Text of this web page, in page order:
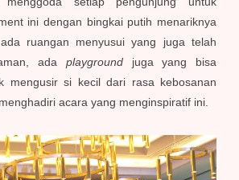
ini dengan bingkai putih menariknya
ruangan menyusui yang juga telah
ada playground juga yang bisa
mengusir si kecil dari rasa kebosanan
acara yang menginspiratif ini.